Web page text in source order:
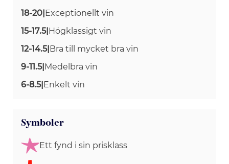
18-20|Exceptionellt vin
15-17.5|Högklassigt vin
12-14.5|Bra till mycket bra vin
9-11.5|Medelbra vin
6-8.5|Enkelt vin
Symboler
Ett fynd i sin prisklass